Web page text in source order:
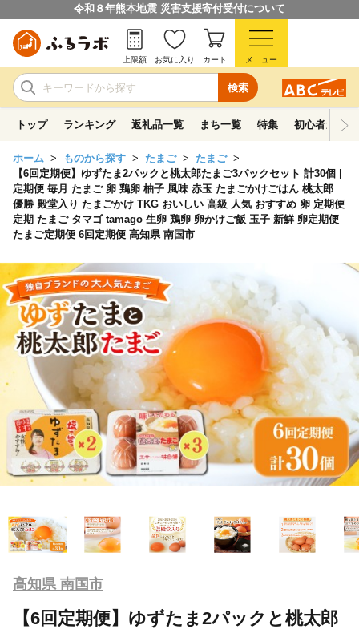
令和８年熊本地震 災害支援寄付受付について
検索
上限額 お気に入り カート メニュー
トップ ランキング 返礼品一覧 まち一覧 特集 初心者ガイド
ホーム ものから探す たまご
たまご
【6回定期便】ゆずたま2パックと桃太郎たまご3パックセット 計30個 |
定期便 毎月 たまご 卵 鶏卵 柚子 風味 赤玉 たまごかけごはん 桃太郎
優勝 殿堂入り たまごかけ TKG おいしい 高級 人気 おすすめ 卵 定期便
定期 たまご タマゴ tamago 生卵 鶏卵 卵かけご飯 玉子 新鮮 卵定期便
たまご定期便 6回定期便 高知県 南国市
高知県 南国市
【6回定期便】ゆずたま2パックと桃太郎